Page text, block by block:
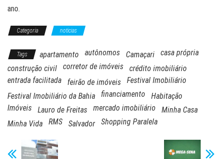
ano.
Categoria noticias
Tags apartamento autônomos Camaçari
casa própria
construção civil
corretor de imóveis
crédito imobiliário
entrada facilitada
feirão de imóveis
Festival Imobiliário
Festival Imobiliário da Bahia
financiamento
Habitação
Imóveis
Lauro de Freitas mercado imobiliário
Minha Casa
Minha Vida
RMS Salvador Shopping Paralela